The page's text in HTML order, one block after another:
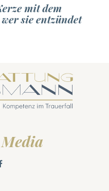
mit dem
sie entzündet